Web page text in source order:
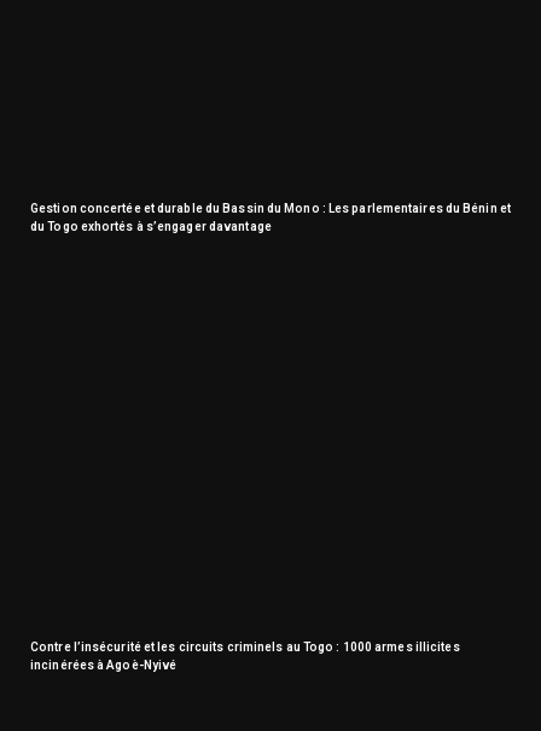
Gestion concertée et durable du Bassin du Mono : Les parlementaires du Bénin et
du Togo exhortés à s’engager davantage
Contre l’insécurité et les circuits criminels au Togo : 1000 armes illicites
incinérées à Agoè-Nyivé